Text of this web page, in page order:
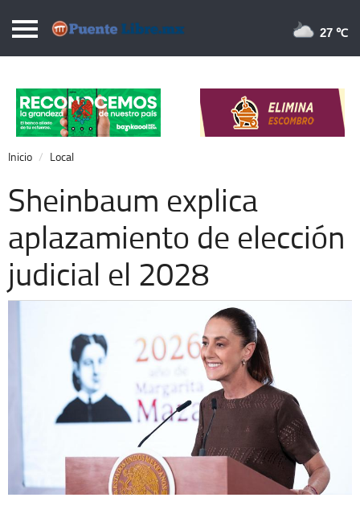
Puentelibre.mx
Local
Nacional
Opinión
Cronos
Economía
Espectáculos
Deportes
27 ℃
Inicio Local
Sheinbaum explica
aplazamiento de elección
judicial el 2028